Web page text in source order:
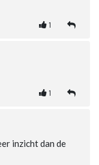
1
1
inzicht dan de